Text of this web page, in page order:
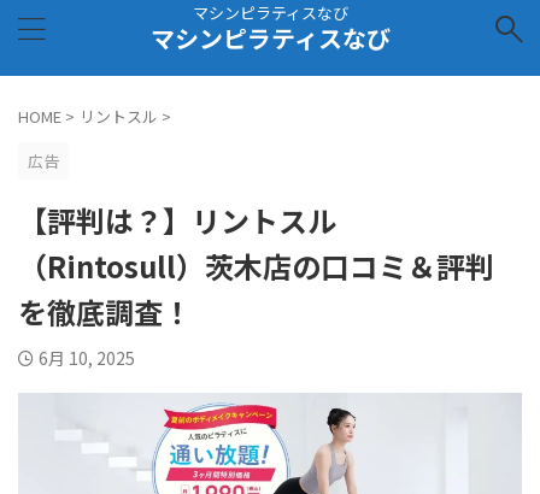
マシンピラティスなび
マシンピラティスなび
HOME > リントスル >
広告
【評判は？】リントスル
（Rintosull）茨木店の口コミ＆評判
を徹底調査！
6月 10, 2025